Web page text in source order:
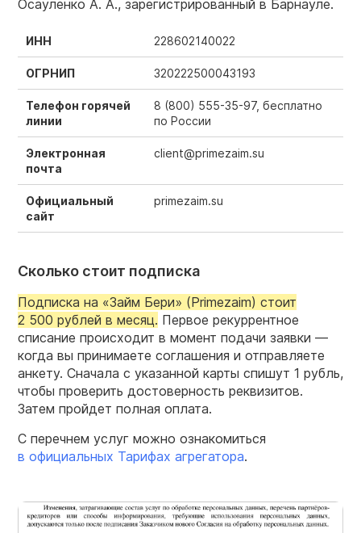
Осауленко А. А., зарегистрированный в Барнауле.
ИНН 228602140022
ОГРНИП 320222500043193
Телефон горячей
линии
8 (800) 555-35-97, бесплатно
по России
Электронная
почта
client@primezaim.su
Официальный
сайт
primezaim.su
Сколько стоит подписка
Подписка на «Займ Бери» (Primezaim) стоит
2 500 рублей в месяц. Первое рекуррентное
списание происходит в момент подачи заявки —
когда вы принимаете соглашения и отправляете
анкету. Сначала с указанной карты спишут 1 рубль,
чтобы проверить достоверность реквизитов.
Затем пройдет полная оплата.
С перечнем услуг можно ознакомиться
в официальных Тарифах агрегатора.